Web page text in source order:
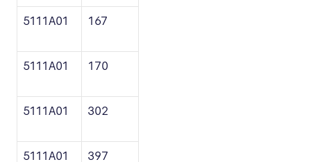
5111A01 167
5111A01 170
5111A01 302
5111A01 397